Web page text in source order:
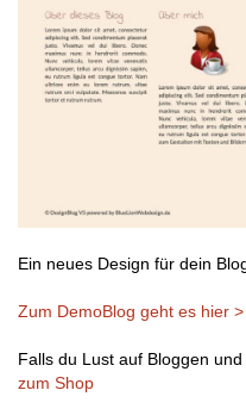
Ein neues Design für dein
Zum DemoBlog geht es hier >
Falls du Lust auf Bloggen
zum Shop